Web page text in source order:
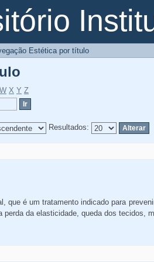
Estética por título
W X Y Z
Resultados:
que é um tratamento indicado para
da elasticidade, queda dos tecidos,